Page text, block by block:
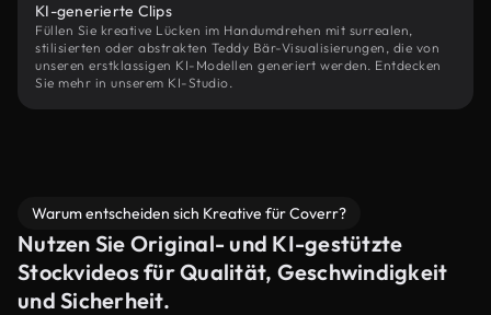
KI-generierte Clips
Füllen Sie kreative Lücken im Handumdrehen mit surrealen,
stilisierten oder abstrakten Teddy Bär-Visualisierungen, die von
unseren erstklassigen KI-Modellen generiert werden. Entdecken
Sie mehr in unserem KI-Studio.
Warum entscheiden sich Kreative für Coverr?
Nutzen Sie Original- und KI-gestützte
Stockvideos für Qualität, Geschwindigkeit
und Sicherheit.